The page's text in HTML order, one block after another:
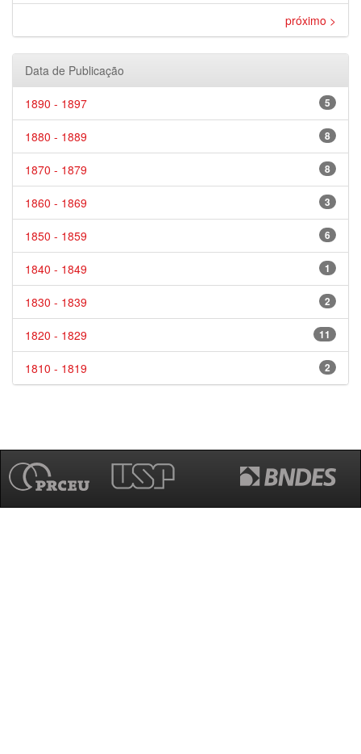
próximo >
Data de Publicação
5
1890 - 1897
8
1880 - 1889
8
1870 - 1879
3
1860 - 1869
6
1850 - 1859
1
1840 - 1849
2
1830 - 1839
11
1820 - 1829
2
1810 - 1819